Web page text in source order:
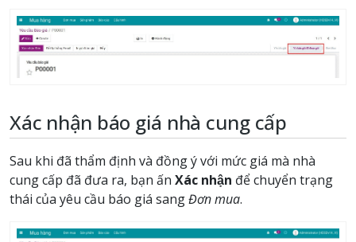
Xác nhận báo giá nhà cung cấp
Sau khi đã thẩm định và đồng ý với mức giá mà nhà
cung cấp đã đưa ra, bạn ấn Xác nhận để chuyển trạng
thái của yêu cầu báo giá sangĐơn mua.